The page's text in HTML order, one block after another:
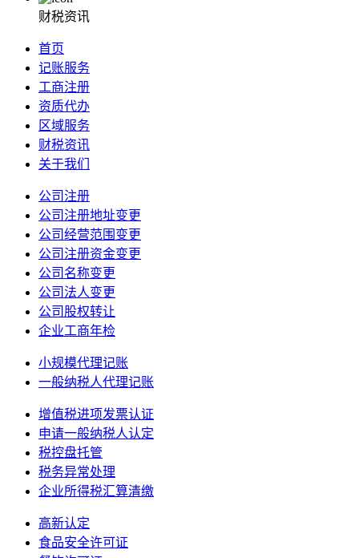
财税资讯
首页
记账服务
工商注册
资质代办
区域服务
财税资讯
关于我们
公司注册
公司注册地址变更
公司经营范围变更
公司注册资金变更
公司名称变更
公司法人变更
公司股权转让
企业工商年检
小规模代理记账
一般纳税人代理记账
增值税进项发票认证
申请一般纳税人认定
税控盘托管
税务异常处理
企业所得税汇算清缴
高新认定
食品安全许可证